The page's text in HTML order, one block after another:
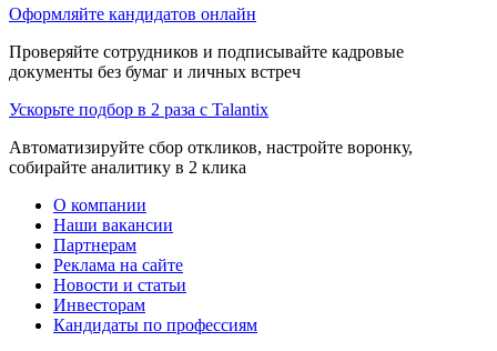
Оформляйте кандидатов онлайн
Проверяйте сотрудников и подписывайте кадровые
документы без бумаг и личных встреч
Ускорьте подбор в 2 раза с Talantix
Автоматизируйте сбор откликов, настройте воронку,
собирайте аналитику в 2 клика
О компании
Наши вакансии
Партнерам
Реклама на сайте
Новости и статьи
Инвесторам
Кандидаты по профессиям